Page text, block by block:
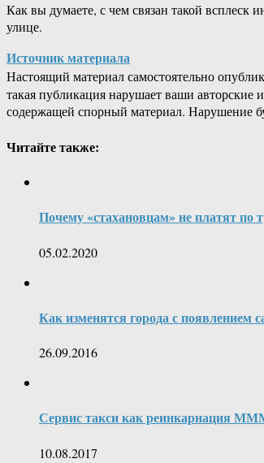
Как вы думаете, с чем связан такой всплеск
улице.
Источник материала
Настоящий материал самостоятельно
такая публикация нарушает ваши
содержащей спорный материал. Нарушение
Читайте также:
Почему «стахановцам» не платят по
05.02.2020
Как изменятся города с
26.09.2016
Сервис такси как реинкарнация
10.08.2017